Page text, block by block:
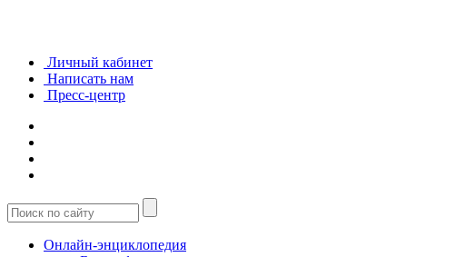
Личный кабинет
Написать нам
Пресс-центр
Онлайн-энциклопедия